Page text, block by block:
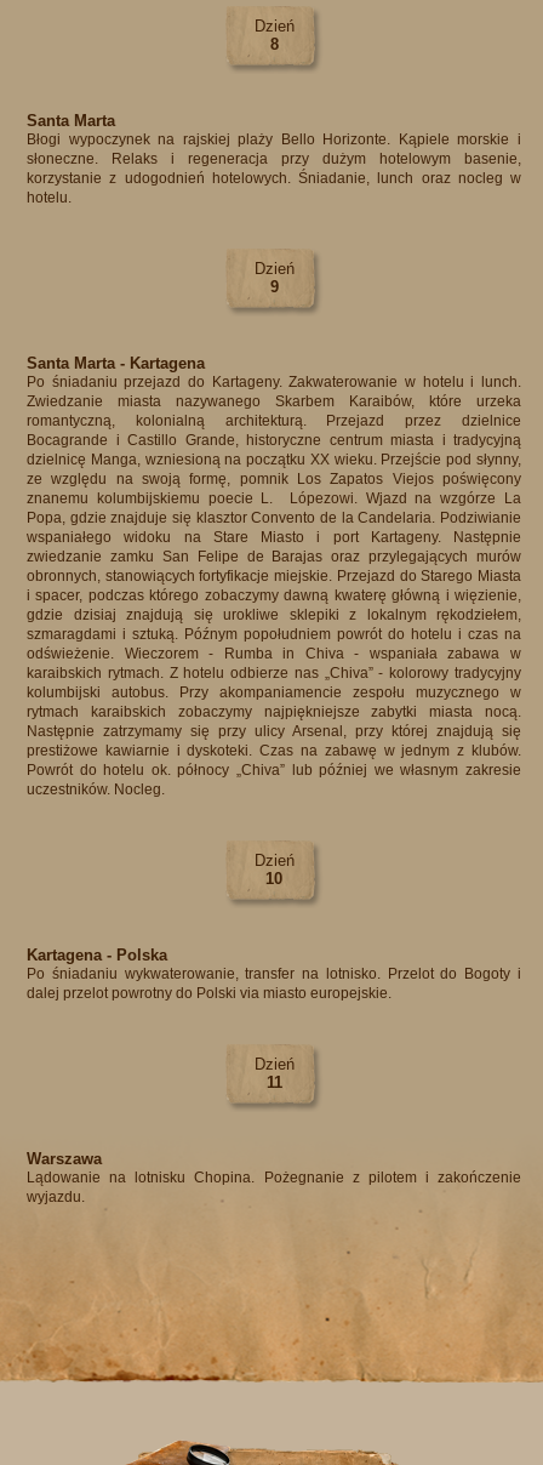
Dzień
8
Santa Marta
Błogi wypoczynek na rajskiej plaży Bello Horizonte. Kąpiele morskie i
słoneczne. Relaks i regeneracja przy dużym hotelowym basenie,
korzystanie z udogodnień hotelowych. Śniadanie, lunch oraz nocleg w
hotelu.​
Dzień
9
Santa Marta - Kartagena
Po śniadaniu przejazd do Kartageny. Zakwaterowanie w hotelu i lunch.
Zwiedzanie miasta nazywanego Skarbem Karaibów, które urzeka
romantyczną, kolonialną architekturą. Przejazd przez dzielnice
Bocagrande i Castillo Grande, historyczne centrum miasta i tradycyjną
dzielnicę Manga, wzniesioną na początku XX wieku. Przejście pod słynny,
ze względu na swoją formę, pomnik Los Zapatos Viejos poświęcony
znanemu kolumbijskiemu poecie L. Lópezowi. Wjazd na wzgórze La
Popa, gdzie znajduje się klasztor Convento de la Candelaria. Podziwianie
wspaniałego widoku na Stare Miasto i port Kartageny. Następnie
zwiedzanie zamku San Felipe de Barajas oraz przylegających murów
obronnych, stanowiących fortyfikacje miejskie. Przejazd do Starego Miasta
i spacer, podczas którego zobaczymy dawną kwaterę główną i więzienie,
gdzie dzisiaj znajdują się urokliwe sklepiki z lokalnym rękodziełem,
szmaragdami i sztuką. Późnym popołudniem powrót do hotelu i czas na
odświeżenie. Wieczorem - Rumba in Chiva - wspaniała zabawa w
karaibskich rytmach. Z hotelu odbierze nas „Chiva” - kolorowy tradycyjny
kolumbijski autobus. Przy akompaniamencie zespołu muzycznego w
rytmach karaibskich zobaczymy najpiękniejsze zabytki miasta nocą.
Następnie zatrzymamy się przy ulicy Arsenal, przy której znajdują się
prestiżowe kawiarnie i dyskoteki. Czas na zabawę w jednym z klubów.
Powrót do hotelu ok. północy „Chiva” lub później we własnym zakresie
uczestników. Nocleg.​
Dzień
10
Kartagena - Polska
Po śniadaniu wykwaterowanie, transfer na lotnisko. Przelot do Bogoty i
dalej przelot powrotny do Polski via miasto europejskie.​
Dzień
11
Warszawa
Lądowanie na lotnisku Chopina. Pożegnanie z pilotem i zakończenie
wyjazdu.​